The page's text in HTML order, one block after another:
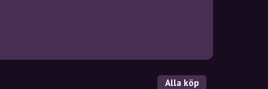
Alla köp